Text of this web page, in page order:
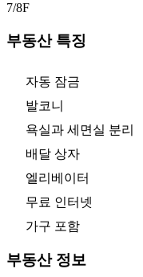
7/8F
부동산 특징
자동 잠금
발코니
욕실과 세면실 분리
배달 상자
엘리베이터
무료 인터넷
가구 포함
부동산 정보